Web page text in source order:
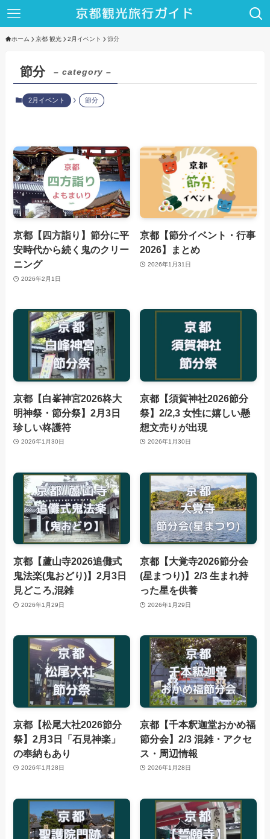
ホーム 京都 観光 2月イベント 節分
節分 – category –
2月イベント 節分
京都【四方詣り】節分に平
安時代から続く鬼のクリー
ニング
2026年2月1日
京都【節分イベント・行事
2026】まとめ
2026年1月31日
京都【白峯神宮2026柊大
明神祭・節分祭】2月3日
珍しい柊護符
2026年1月30日
京都【須賀神社2026節分
祭】2/2,3 女性に嬉しい懸
想文売りが出現
2026年1月30日
京都【蘆山寺2026追儺式
鬼法楽(鬼おどり)】2月3日
見どころ,混雑
2026年1月29日
京都【大覚寺2026節分会
(星まつり)】2/3 生まれ持
った星を供養
2026年1月29日
京都【松尾大社2026節分
祭】2月3日「石見神楽」
の奉納もあり
2026年1月28日
京都【千本釈迦堂おかめ福
節分会】2/3 混雑・アクセ
ス・周辺情報
2026年1月28日